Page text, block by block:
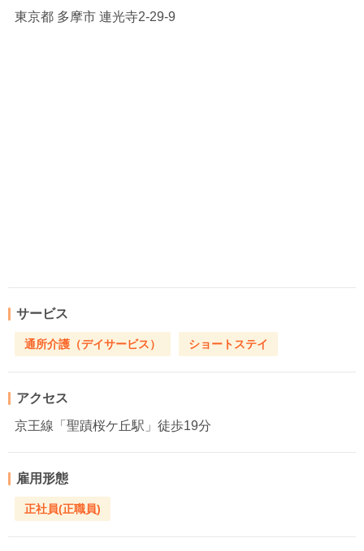
東京都 多摩市 連光寺2-29-9
サービス
通所介護（デイサービス） ショートステイ
アクセス
京王線「聖蹟桜ケ丘駅」徒歩19分
雇用形態
正社員(正職員)